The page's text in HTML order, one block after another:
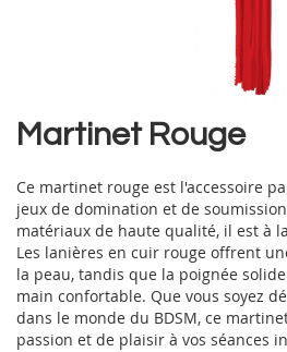
Skip
beginning
the
images
gallery
Martinet Rouge
Ce martinet rouge est l'accessoire
jeux de domination et de
matériaux de haute qualité, il est à
Les lanières en cuir rouge offrent
la peau, tandis que la poignée
main confortable. Que vous soyez
dans le monde du BDSM, ce
passion et de plaisir à vos séances